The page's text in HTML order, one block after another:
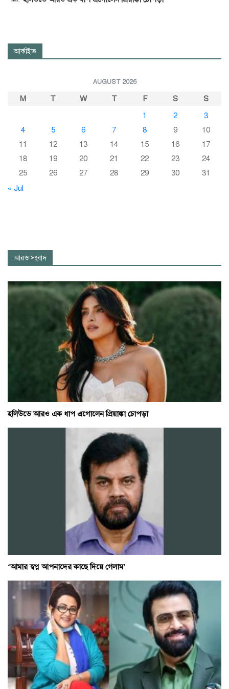
আর্কাইভ
AUGUST 2026
M T W T F S
S
1
2
3
4
5 6 7 8 9
10
11
12 13 14 15 16
17
18
19 20 21 22 23
24
25
26 27 28 29 30
31
« Jul
আরও সংবাদ
হলিউডে আরও এক ধাপ এগোলেন প্রিয়াঙ্কা চোপড়া
‘আমার স্বপ্ন আপনাদের কাছে দিয়ে গেলাম’